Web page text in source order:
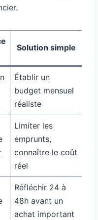
Solution simple
Établir un
budget mensuel
réaliste
Limiter les
emprunts,
connaître le coût
réel
Réfléchir 24 à
48h avant un
achat important